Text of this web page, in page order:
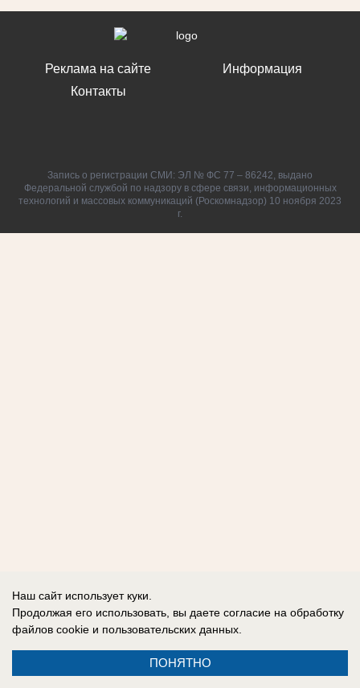
Реклама на сайте
Контакты
Информация
Запись о регистрации СМИ: ЭЛ № ФС 77 – 86242, выдано
Федеральной службой по надзору в сфере связи, информационных
технологий и массовых коммуникаций (Роскомнадзор) 10 ноября 2023
г.
Наш сайт использует куки.
Продолжая его использовать, вы даете согласие на обработку
файлов cookie и пользовательских данных.
ПОНЯТНО